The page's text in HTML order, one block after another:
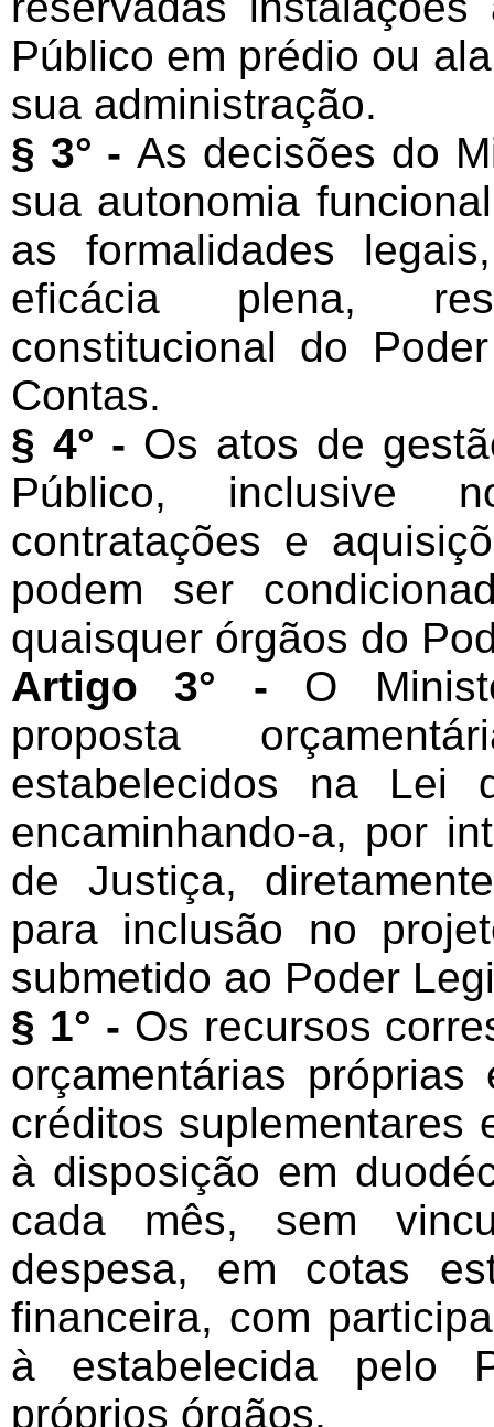
Público em prédio ou
sua administração.
§ 3° - As decisões do
sua autonomia
as formalidades
eficácia plena,
constitucional do
Contas.
§ 4° - Os atos de
Público, inclusive
contratações e
podem ser
quaisquer órgãos do
Artigo 3° - O
proposta
estabelecidos na Lei
encaminhando-a, por
de Justiça,
para inclusão no
submetido ao Poder
§ 1° - Os recursos
orçamentárias
créditos suplementares
à disposição em
cada mês, sem
despesa, em cotas
financeira, com
à estabelecida pelo
próprios órgãos.